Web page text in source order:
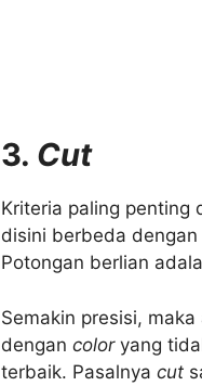
3. Cut
Kriteria paling penting
disini berbeda
Potongan berlian
Semakin presisi,
dengan color yang
terbaik. Pasalnya cut